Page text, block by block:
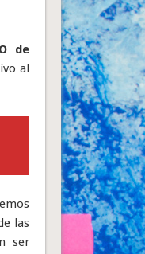
de
al
las
ser